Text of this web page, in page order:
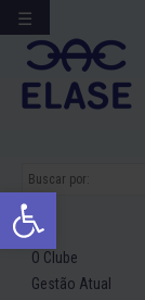
Abrir a
Ir
para
conteúdo
O Clube
Gestão Atual
☰